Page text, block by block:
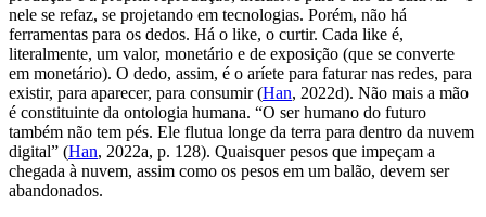
nele se refaz, se projetando em tecnologias. Porém, não há
ferramentas para os dedos. Há o like, o curtir. Cada like é,
literalmente, um valor, monetário e de exposição (que se converte
em monetário). O dedo, assim, é o aríete para faturar nas redes, para
existir, para aparecer, para consumir (Han, 2022d). Não mais a mão
é constituinte da ontologia humana. “O ser humano do futuro
também não tem pés. Ele flutua longe da terra para dentro da nuvem
digital” (Han, 2022a, p. 128). Quaisquer pesos que impeçam a
chegada à nuvem, assim como os pesos em um balão, devem ser
abandonados.